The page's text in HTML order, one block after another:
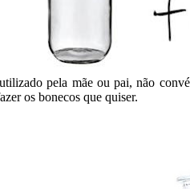
pela mãe ou pai, não
os bonecos que quiser.